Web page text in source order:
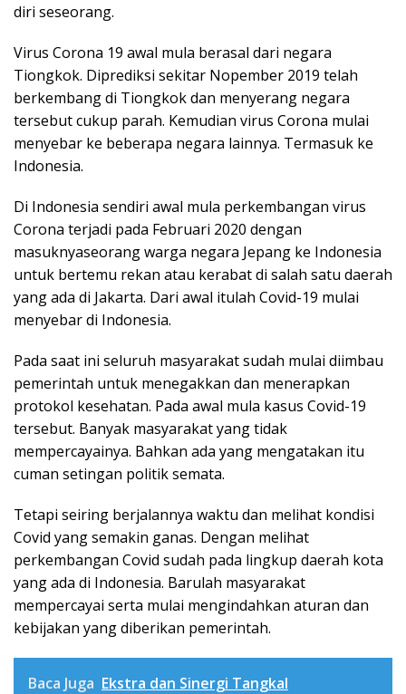
diri seseorang.
Virus Corona 19 awal mula berasal dari negara
Tiongkok. Diprediksi sekitar Nopember 2019 telah
berkembang di Tiongkok dan menyerang negara
tersebut cukup parah. Kemudian virus Corona mulai
menyebar ke beberapa negara lainnya. Termasuk ke
Indonesia.
Di Indonesia sendiri awal mula perkembangan virus
Corona terjadi pada Februari 2020 dengan
masuknyaseorang warga negara Jepang ke Indonesia
untuk bertemu rekan atau kerabat di salah satu daerah
yang ada di Jakarta. Dari awal itulah Covid-19 mulai
menyebar di Indonesia.
Pada saat ini seluruh masyarakat sudah mulai diimbau
pemerintah untuk menegakkan dan menerapkan
protokol kesehatan. Pada awal mula kasus Covid-19
tersebut. Banyak masyarakat yang tidak
mempercayainya. Bahkan ada yang mengatakan itu
cuman setingan politik semata.
Tetapi seiring berjalannya waktu dan melihat kondisi
Covid yang semakin ganas. Dengan melihat
perkembangan Covid sudah pada lingkup daerah kota
yang ada di Indonesia. Barulah masyarakat
mempercayai serta mulai mengindahkan aturan dan
kebijakan yang diberikan pemerintah.
Baca Juga Ekstra dan Sinergi Tangkal